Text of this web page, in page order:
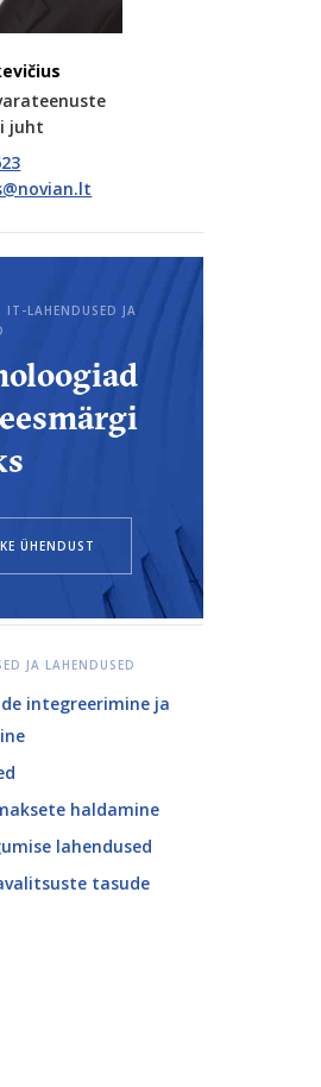
juht
IT-LAHENDUSED JA
ÜHENDUST
JA LAHENDUSED
integreerimine ja
haldamine
lahendused
tasude